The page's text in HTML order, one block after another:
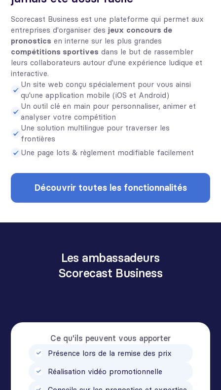
Scorecast Business est une plateforme qui permet aux
entreprises d'organiser des jeux concours de
pronostics en interne sur les plus grandes
compétitions sportives dans le but de rassembler
leurs collaborateurs autour d'une expérience ludique et
interactive.
Un site web conçu spécialement pour vous ainsi
qu'une application mobile (iOS et Android)
Un outil clé en main pour personnaliser, animer et
analyser votre compétition
Une solution multilingue pour traverser les
frontières
Une page lots & règlement modifiable facilement
Découvrir toutes les fonctionnalités
Les ambassadeurs
Scorecast Business
Ce qu'ils peuvent vous apporter
Présence lors de la remise des prix
Réalisation vidéo promotionnelle